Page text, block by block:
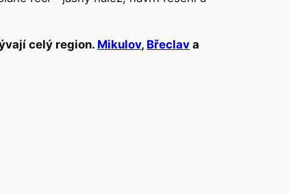
celý region. Mikulov, Břeclav a